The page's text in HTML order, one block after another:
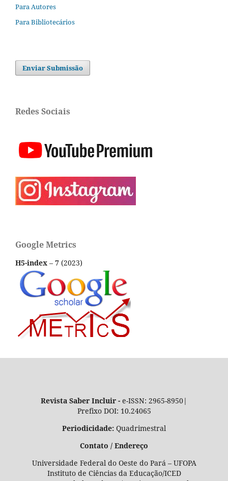
Para Autores
Para Bibliotecários
Enviar Submissão
Redes Sociais
Google Metrics
H5-index – 7 (2023)
Revista Saber Incluir - e-ISSN: 2965-8950|
Prefixo DOI: 10.24065
Periodicidade: Quadrimestral
Contato / Endereço
Universidade Federal do Oeste do Pará – UFOPA
Instituto de Ciências da Educação/ICED